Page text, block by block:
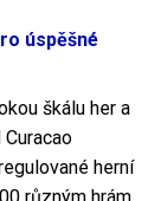
úspěšné
škálu her a
herní
různým hrám,